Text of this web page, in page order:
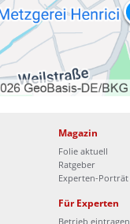
Magazin
Folie aktuell
Ratgeber
Experten-Porträt
Für Experten
Betrieb eintragen